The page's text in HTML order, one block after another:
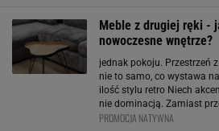
Meble z drugiej ręki -
nowoczesne wnętrze?
jednak pokoju. Przestrzeń
nie to samo, co wystawa
ilość stylu retro Niech
nie dominacją. Zamiast
PRL-u, wybierz jeden, góra
PROMOCJA NATYWNA